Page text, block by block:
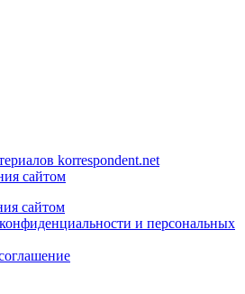
korrespondent.net
сайтом
сайтом
и персональных